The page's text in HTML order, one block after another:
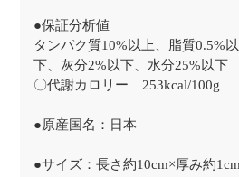
●保証分析値
タンパク質10%以上、脂質0.5%
下、灰分2%以下、水分25%以下
〇代謝カロリー 253kcal/100g
●原産国名：日本
●サイズ：長さ約10cm×厚み約1cm